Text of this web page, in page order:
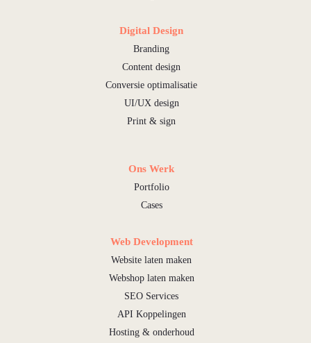
Digital Design
Branding
Content design
Conversie optimalisatie
UI/UX design
Print & sign
Ons Werk
Portfolio
Cases
Web Development
Website laten maken
Webshop laten maken
SEO Services
API Koppelingen
Hosting & onderhoud